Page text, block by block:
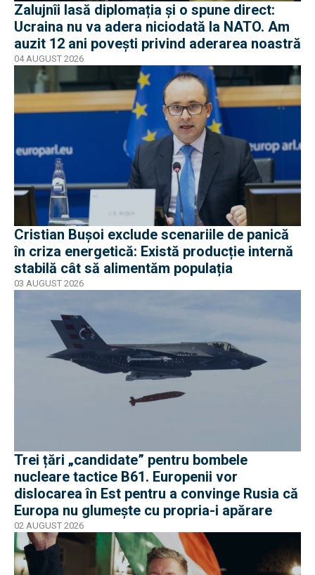
Zalujnîi lasă diplomația și o spune direct:
Ucraina nu va adera niciodată la NATO. Am
auzit 12 ani povești privind aderarea noastră
04 AUGUST 2026
Cristian Bușoi exclude scenariile de panică
în criza energetică: Există producție internă
stabilă cât să alimentăm populația
03 AUGUST 2026
Trei țări „candidate” pentru bombele
nucleare tactice B61. Europenii vor
dislocarea în Est pentru a convinge Rusia că
Europa nu glumește cu propria-i apărare
02 AUGUST 2026